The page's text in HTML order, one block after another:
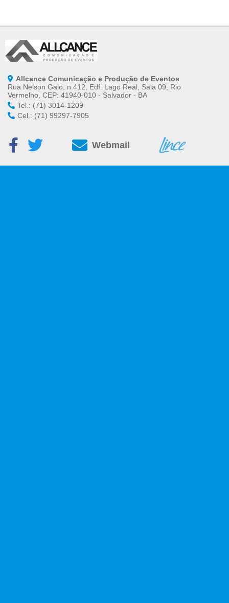
Allcance Comunicação e Produção de Eventos
Rua Nelson Galo, n 412, Edf. Lago Real, Sala 09, Rio
Vermelho, CEP: 41940-010 - Salvador - BA
Tel.: (71) 3014-1209
Cel.: (71) 99297-7905
Webmail